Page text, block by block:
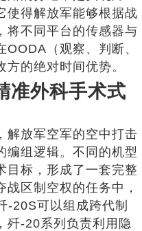
使得解放军能够根据战
将不同平台的传感器与
（观察、判断、
的绝对时间优势。
准外科手术式
解放军空军的空中打击
编组逻辑。不同的机型
目标，形成了一套完整
区制空权的任务中，
-20S可以组成跨代制
歼-20系列负责利用隐